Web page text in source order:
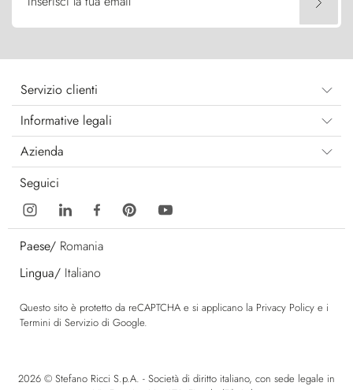
Servizio clienti
Informative legali
Azienda
Seguici
Paese/ Romania
Lingua/ Italiano
Questo sito è protetto da reCAPTCHA e si applicano la Privacy Policy e i
Termini di Servizio di Google.
2026 © Stefano Ricci S.p.A. - Società di diritto italiano, con sede legale in